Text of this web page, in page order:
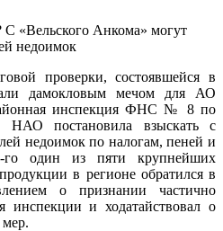
проверки, состоявшейся в
дамокловым мечом для АО
инспекция ФНС № 8 по
НАО постановила взыскать с
недоимок по налогам, пеней и
го один из пяти крупнейших
в регионе обратился в
о признании частично
инспекции и ходатайствовал о